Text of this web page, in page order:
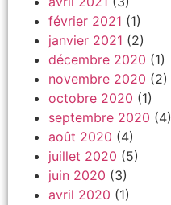
février 2021 (1)
janvier 2021 (2)
décembre 2020 (1)
novembre 2020 (2)
octobre 2020 (1)
septembre 2020 (4)
août 2020 (4)
juillet 2020 (5)
juin 2020 (3)
avril 2020 (1)